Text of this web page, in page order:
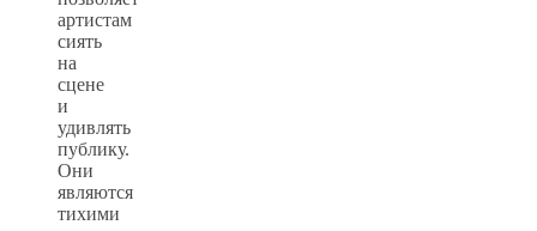
артистам
сиять
на
сцене
и
удивлять
публику.
Они
являются
тихими